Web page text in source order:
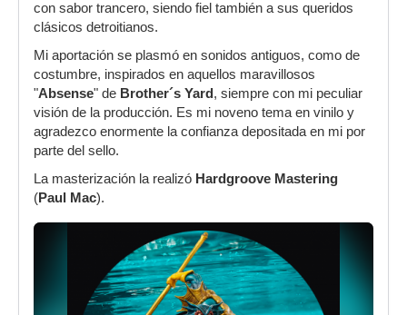
con sabor trancero, siendo fiel también a sus queridos
clásicos detroitianos.
Mi aportación se plasmó en sonidos antiguos, como de
costumbre, inspirados en aquellos maravillosos
"Absense" de Brother´s Yard , siempre con mi peculiar
visión de la producción. Es mi noveno tema en vinilo y
agradezco enormente la confianza depositada en mi por
parte del sello.
La masterización la realizó Hardgroove Mastering
(Paul Mac).